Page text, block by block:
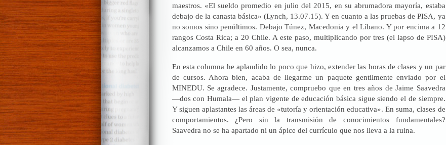
maestros. «El sueldo promedio en julio del 2015, en su abrumadora mayoría, estaba
debajo de la canasta básica» (Lynch, 13.07.15). Y en cuanto a las pruebas de PISA, ya
no somos sino penúltimos. Debajo Túnez, Macedonia y el Líbano. Y por encima a 12
rangos Costa Rica; a 20 Chile. A este paso, multiplicando por tres (el lapso de PISA)
alcanzamos a Chile en 60 años. O sea, nunca.
En esta columna he aplaudido lo poco que hizo, extender las horas de clases y un par
de cursos. Ahora bien, acaba de llegarme un paquete gentilmente enviado por el
MINEDU. Se agradece. Justamente, compruebo que en tres años de Jaime Saavedra
—dos con Humala— el plan vigente de educación básica sigue siendo el de siempre.
Y siguen aplastantes las áreas de «tutoría y orientación educativa». En suma, clases de
comportamientos. ¿Pero sin la transmisión de conocimientos fundamentales?
Saavedra no se ha apartado ni un ápice del currículo que nos lleva a la ruina.